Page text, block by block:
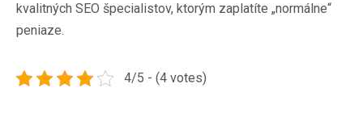
kvalitných SEO špecialistov, ktorým zaplatíte „normálne“
peniaze.
4/5 - (4 votes)